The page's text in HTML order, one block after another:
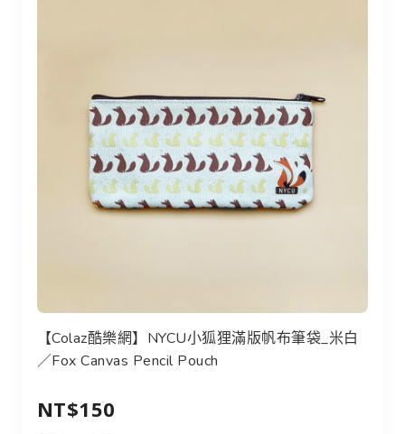
【Colaz酷樂網】NYCU小狐狸滿版帆布筆袋_米白
／Fox Canvas Pencil Pouch
NT$150